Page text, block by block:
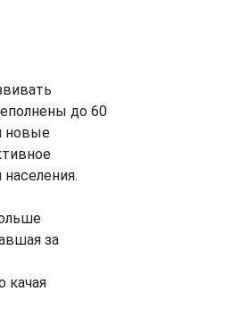
до 60
новые
за
качая